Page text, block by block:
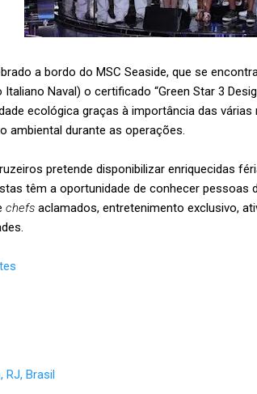
a bordo do MSC Seaside, que se
Italiano Naval) o certificado “Green Star 3
ecológica graças à importância das
ambiental durante as operações.
pretende disponibilizar enriquecidas
têm a oportunidade de conhecer
chefsaclamados, entretenimento exclusivo,
RJ, Brasil